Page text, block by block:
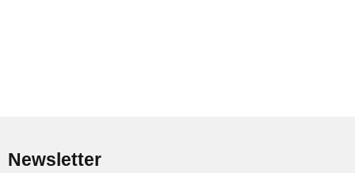
Newsletter